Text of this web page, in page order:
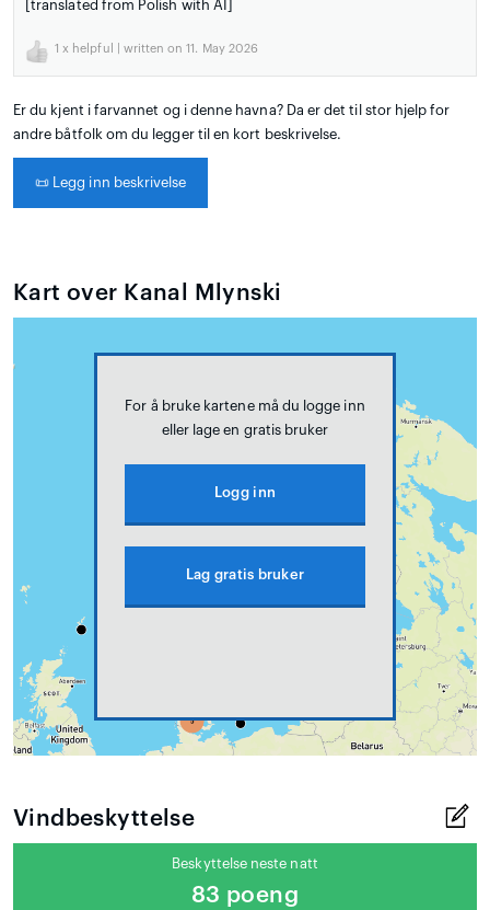
[translated from Polish with AI]
1 x helpful | written on 11. May 2026
Er du kjent i farvannet og i denne havna? Da er det til stor hjelp for
andre båtfolk om du legger til en kort beskrivelse.
📜 Legg inn beskrivelse
Kart over Kanal Mlynski
For å bruke kartene må du logge inn
eller lage en gratis bruker
Logg inn
Lag gratis bruker
Vindbeskyttelse
Beskyttelse neste natt
83 poeng